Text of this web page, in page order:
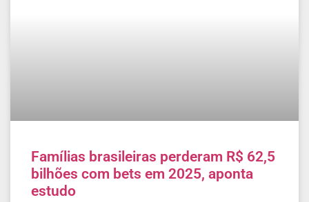
Famílias brasileiras perderam R$ 62,5
bilhões com bets em 2025, aponta
estudo